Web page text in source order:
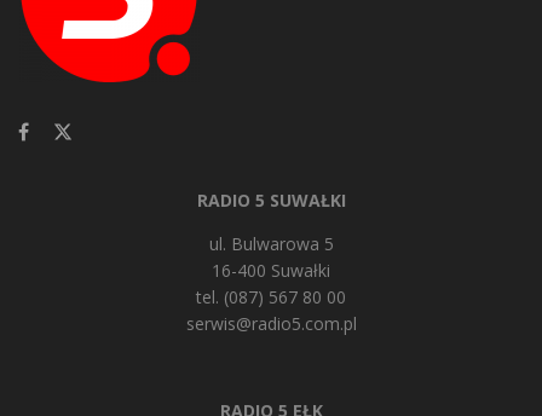
RADIO 5 SUWAŁKI
ul. Bulwarowa 5
16-400 Suwałki
tel. (087) 567 80 00
serwis@radio5.com.pl
RADIO 5 EŁK